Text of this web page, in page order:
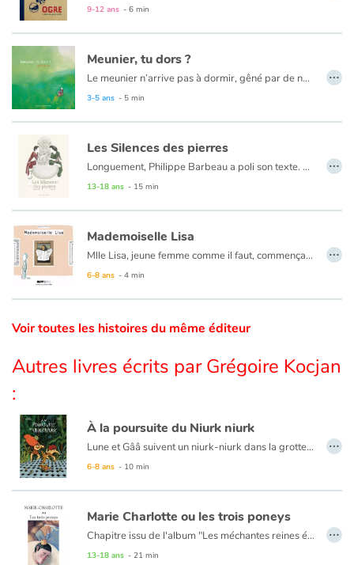
Aide
Accueil
Famille
Écoles
Médiathèques
Vidéos & Tutoriaux
Blog
Par thématique
Rencontres et témoignages
Autour de la lecture
Apprendre à lire
Livre audio
9-12 ans - 6 min
Meunier, tu dors ?
Le meunier n’arrive pas à dormir, gêné par de nombreux importuns. Pour les chasser, son moulin tournera de plus en plus vite.
3-5 ans - 5 min
…
Les Silences des pierres
Longuement, Philippe Barbeau a poli son texte. Puis, patiemment, Marion Janin se l’est approprié, lui imposant son souffle, sa respiration.
Les pierres ont parfois des silences qui séparent.
13-18 ans - 15 min
…
Mademoiselle Lisa
Mlle Lisa, jeune femme comme il faut, commençait à s’encroûter.
Ni une ni deux, elle partit pour Las Vegas.
6-8 ans - 4 min
…
Voir toutes les histoires du même éditeur
Autres livres écrits par Grégoire Kocjan
:
À la poursuite du Niurk niurk
Lune et Gââ suivent un niurk-niurk dans la grotte du temps. Ils y croiseront une momie et un mastodonte, La Fontaine, Napoléon, Vercingétorix…
6-8 ans - 10 min
…
Marie Charlotte ou les trois poneys
Chapitre issu de l'album "Les méchantes reines étaient-elles de gentilles princesses ?" de Grégoire Kocjan et Léo Méar
13-18 ans - 21 min
…